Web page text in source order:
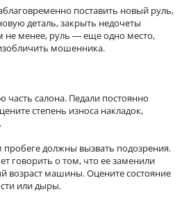
поставить новый руль,
деталь, закрыть недочеты
не менее, руль — еще одно место,
мошенника.
часть салона. Педали постоянно
степень износа накладок,
должны вызвать подозрения.
говорить о том, что ее заменили
возраст машины. Оцените состояние
или дыры.